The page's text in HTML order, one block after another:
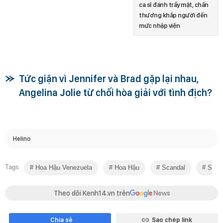
ca sĩ đánh trầy mặt, chấn
thương khắp người đến
mức nhập viện
Tức giận vì Jennifer và Brad gặp lại nhau,
Angelina Jolie từ chối hòa giải với tình địch?
Helino
Tags Hoa Hậu Venezuela Hoa Hậu Scandal
Theo dõi Kenh14.vn trên
Chia sẻ Sao chép link